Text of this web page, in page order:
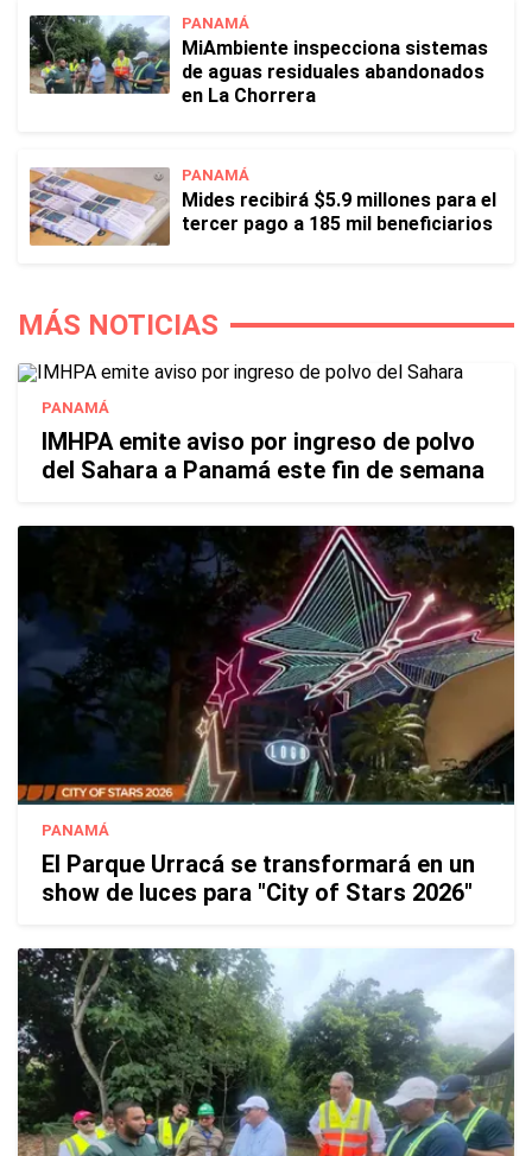
PANAMÁ
MiAmbiente inspecciona sistemas
de aguas residuales abandonados
en La Chorrera
PANAMÁ
Mides recibirá $5.9 millones para el
tercer pago a 185 mil beneficiarios
MÁS NOTICIAS
PANAMÁ
IMHPA emite aviso por ingreso de polvo
del Sahara a Panamá este fin de semana
PANAMÁ
El Parque Urracá se transformará en un
show de luces para "City of Stars 2026"